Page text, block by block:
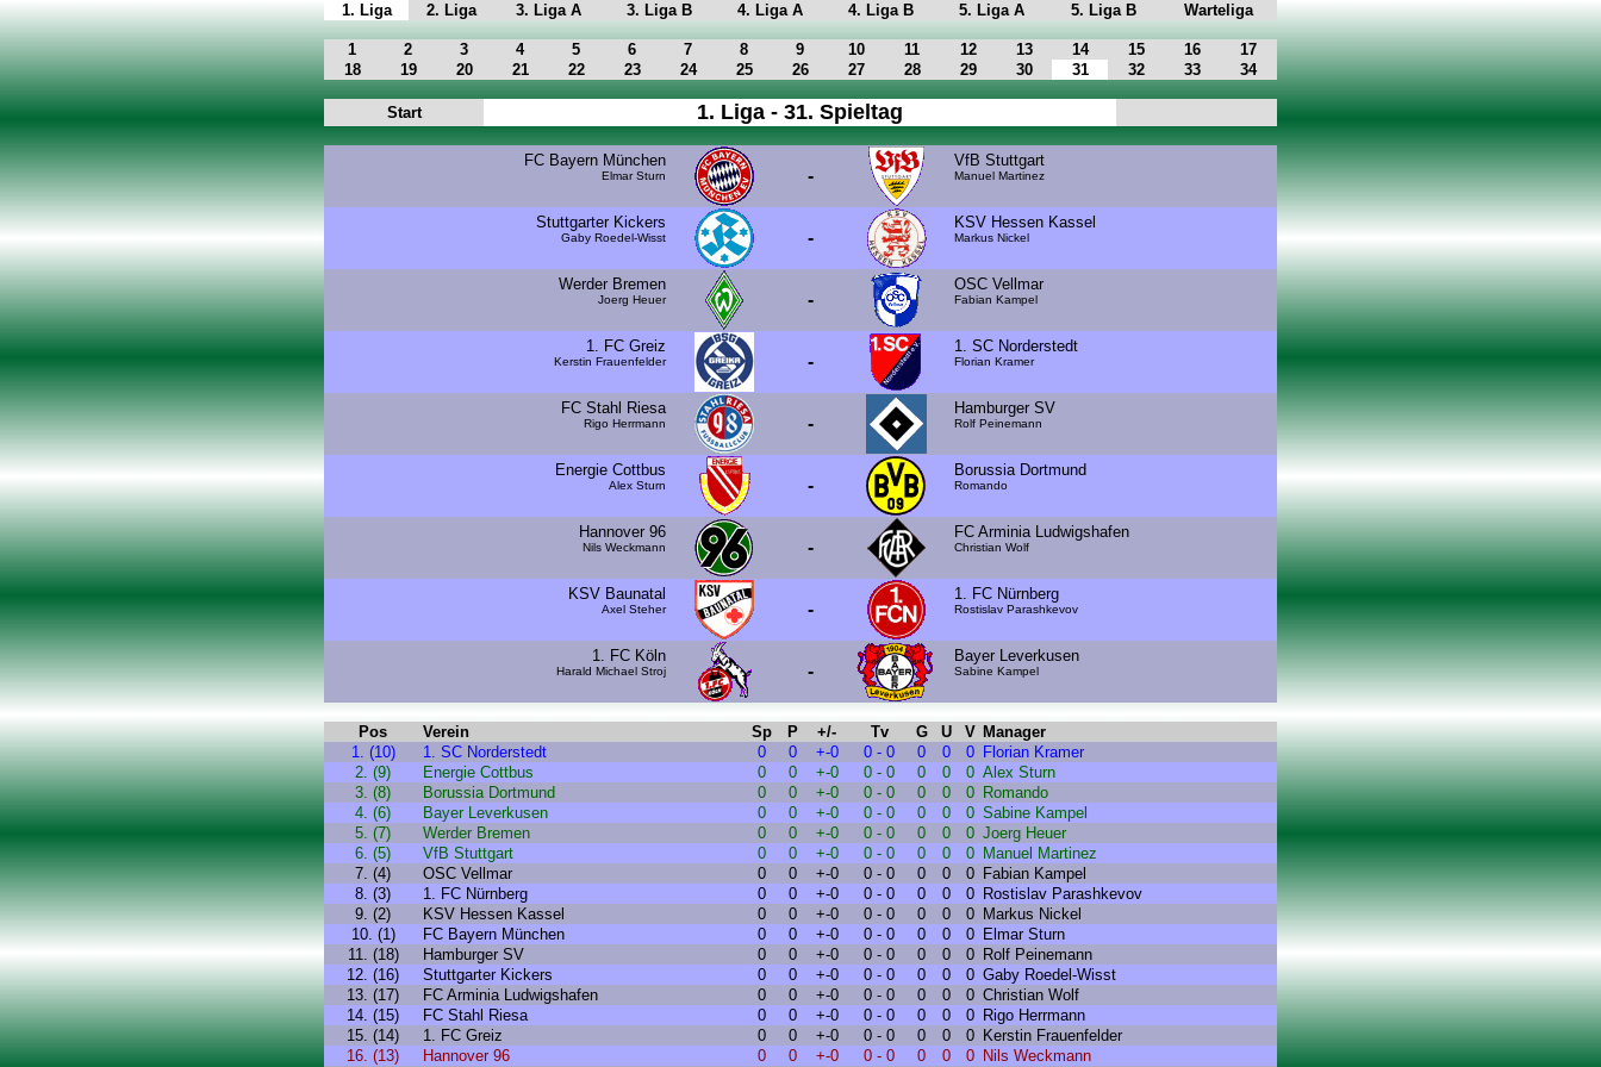
1. Liga 2. Liga 3. Liga A 3. Liga B 4. Liga A 4. Liga B 5. Liga A 5. Liga B Warteliga
1 2 3 4 5 6 7 8 9 10 11 12 13 14 15 16
17
18
19 20 21 22 23 24 25 26 27 28 29 30 31 32 33 34
Start 1. Liga - 31. Spieltag
FC Bayern München
Elmar Sturn -
VfB Stuttgart
Manuel Martinez
Stuttgarter Kickers
Gaby Roedel-Wisst -
KSV Hessen Kassel
Markus Nickel
Werder Bremen
Joerg Heuer -
OSC Vellmar
Fabian Kampel
1. FC Greiz
Kerstin Frauenfelder -
1. SC Norderstedt
Florian Kramer
FC Stahl Riesa
Rigo Herrmann -
Hamburger SV
Rolf Peinemann
Energie Cottbus
Alex Sturn -
Borussia Dortmund
Romando
Hannover 96
Nils Weckmann -
FC Arminia Ludwigshafen
Christian Wolf
KSV Baunatal
Axel Steher -
1. FC Nürnberg
Rostislav Parashkevov
1. FC Köln
Harald Michael Stroj -
Bayer Leverkusen
Sabine Kampel
Pos Verein Sp P +/- Tv G U V Manager
1. (10)
1. SC Norderstedt 0 0 +-0 0 - 0 0 0 0
Florian Kramer
2. (9)
Energie Cottbus 0 0 +-0 0 - 0 0 0 0 Alex Sturn
3. (8)
Borussia Dortmund 0 0 +-0 0 - 0 0 0 0
Romando
4. (6)
Bayer Leverkusen 0 0 +-0 0 - 0 0 0 0 Sabine Kampel
5. (7)
Werder Bremen 0 0 +-0 0 - 0 0 0 0 Joerg Heuer
6. (5)
VfB Stuttgart 0 0 +-0 0 - 0 0 0 0
Manuel Martinez
7. (4)
OSC Vellmar 0 0 +-0 0 - 0 0 0 0
Fabian Kampel
8. (3)
1. FC Nürnberg 0 0 +-0 0 - 0 0 0 0
Rostislav Parashkevov
9. (2)
KSV Hessen Kassel 0 0 +-0 0 - 0 0 0 0
Markus Nickel
10. (1)
FC Bayern München 0 0 +-0 0 - 0 0 0 0
Elmar Sturn
11. (18)
Hamburger SV 0 0 +-0 0 - 0 0 0 0
Rolf Peinemann
12. (16)
Stuttgarter Kickers 0 0 +-0 0 - 0 0 0 0 Gaby Roedel-Wisst
13. (17)
FC Arminia Ludwigshafen 0 0 +-0 0 - 0 0 0 0 Christian Wolf
14. (15)
FC Stahl Riesa 0 0 +-0 0 - 0 0 0 0
Rigo Herrmann
15. (14)
1. FC Greiz 0 0 +-0 0 - 0 0 0 0
Kerstin Frauenfelder
16. (13)
Hannover 96 0 0 +-0 0 - 0 0 0 0 Nils Weckmann